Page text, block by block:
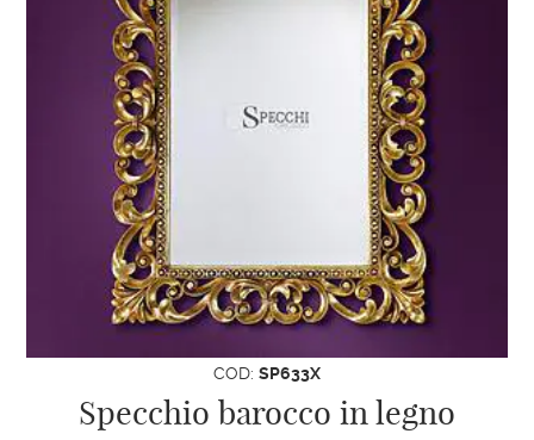
COD: SP633X
Specchio barocco in legno